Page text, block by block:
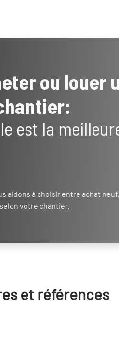
ou louer
est la
aidons à choisir entre achat
votre chantier.
et références